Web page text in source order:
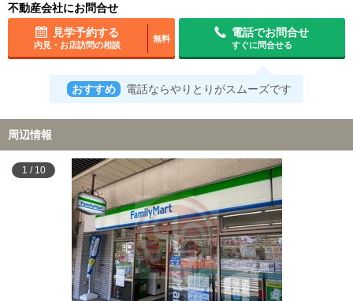
不動産会社にお問合せ
見学予約する
内見・お店訪問の相談
無料
電話でお問合せ
すぐに問合せる
おすすめ 電話ならやりとりがスムーズです
周辺情報
1 / 10